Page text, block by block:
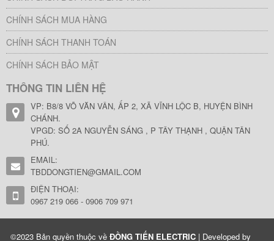
CHÍNH SÁCH MUA HÀNG
CHÍNH SÁCH THANH TOÁN
CHÍNH SÁCH BẢO MẬT
THÔNG TIN LIÊN HỆ
VP: B8/8 VÕ VĂN VÂN, ẤP 2, XÃ VĨNH LỘC B, HUYỆN BÌNH
CHÁNH.
VPGD: SỐ 2A NGUYỄN SÁNG , P TÂY THẠNH , QUẬN TÂN
PHÚ.
EMAIL:
TBDDONGTIEN@GMAIL.COM
ĐIỆN THOẠI:
0967 219 066 - 0906 709 971
©2023 Bản quyền thuộc về ĐỒNG TIẾN ELECTRIC | Developed by